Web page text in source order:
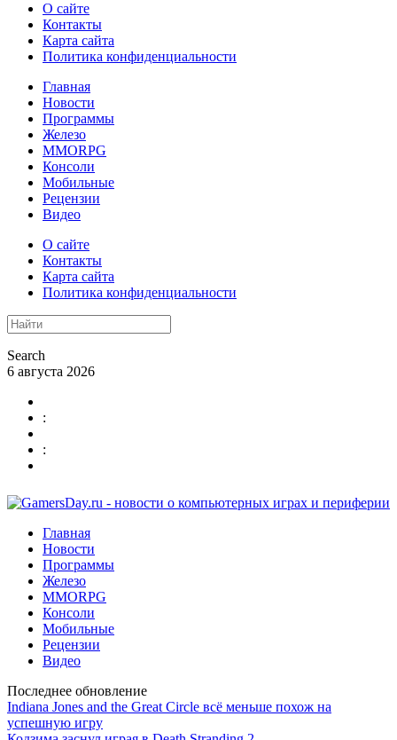
О сайте
Контакты
Карта сайта
Политика конфиденциальности
Главная
Новости
Программы
Железо
MMORPG
Консоли
Мобильные
Рецензии
Видео
О сайте
Контакты
Карта сайта
Политика конфиденциальности
Search
6 августа 2026
:
:
Главная
Новости
Программы
Железо
MMORPG
Консоли
Мобильные
Рецензии
Видео
Последнее обновление
Indiana Jones and the Great Circle всё меньше похож на
успешную игру